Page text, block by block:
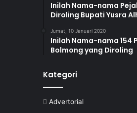
Inilah Nama-nama
Diroling Bupati Yusra
Jumat, 10 Januari 2020
Inilah Nama-nama 154
Bolmong yang Diroling
Kategori
Advertorial